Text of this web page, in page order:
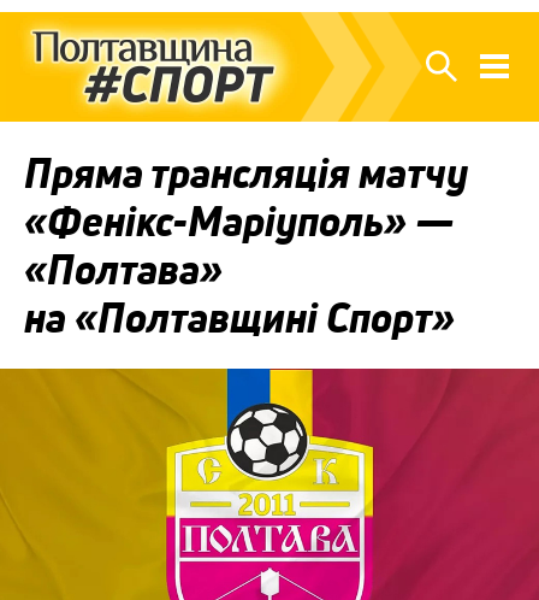
Пряма трансляція матчу
«Фенікс-Маріуполь» —
«Полтава»
на «Полтавщині Спорт»